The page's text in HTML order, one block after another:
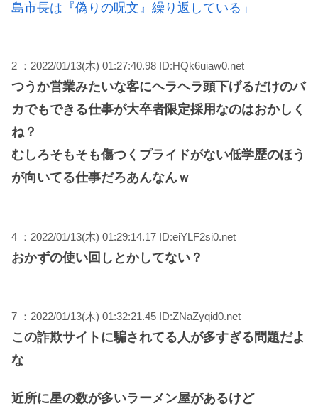
島市長は『偽りの呪文』繰り返している」
2 ：2022/01/13(木) 01:27:40.98 ID:HQk6uiaw0.net
つうか営業みたいな客にヘラヘラ頭下げるだけのバ
カでもできる仕事が大卒者限定採用なのはおかしく
ね？
むしろそもそも傷つくプライドがない低学歴のほう
が向いてる仕事だろあんなんｗ
4 ：2022/01/13(木) 01:29:14.17 ID:eiYLF2si0.net
おかずの使い回しとかしてない？
7 ：2022/01/13(木) 01:32:21.45 ID:ZNaZyqid0.net
この詐欺サイトに騙されてる人が多すぎる問題だよ
な
近所に星の数が多いラーメン屋があるけど